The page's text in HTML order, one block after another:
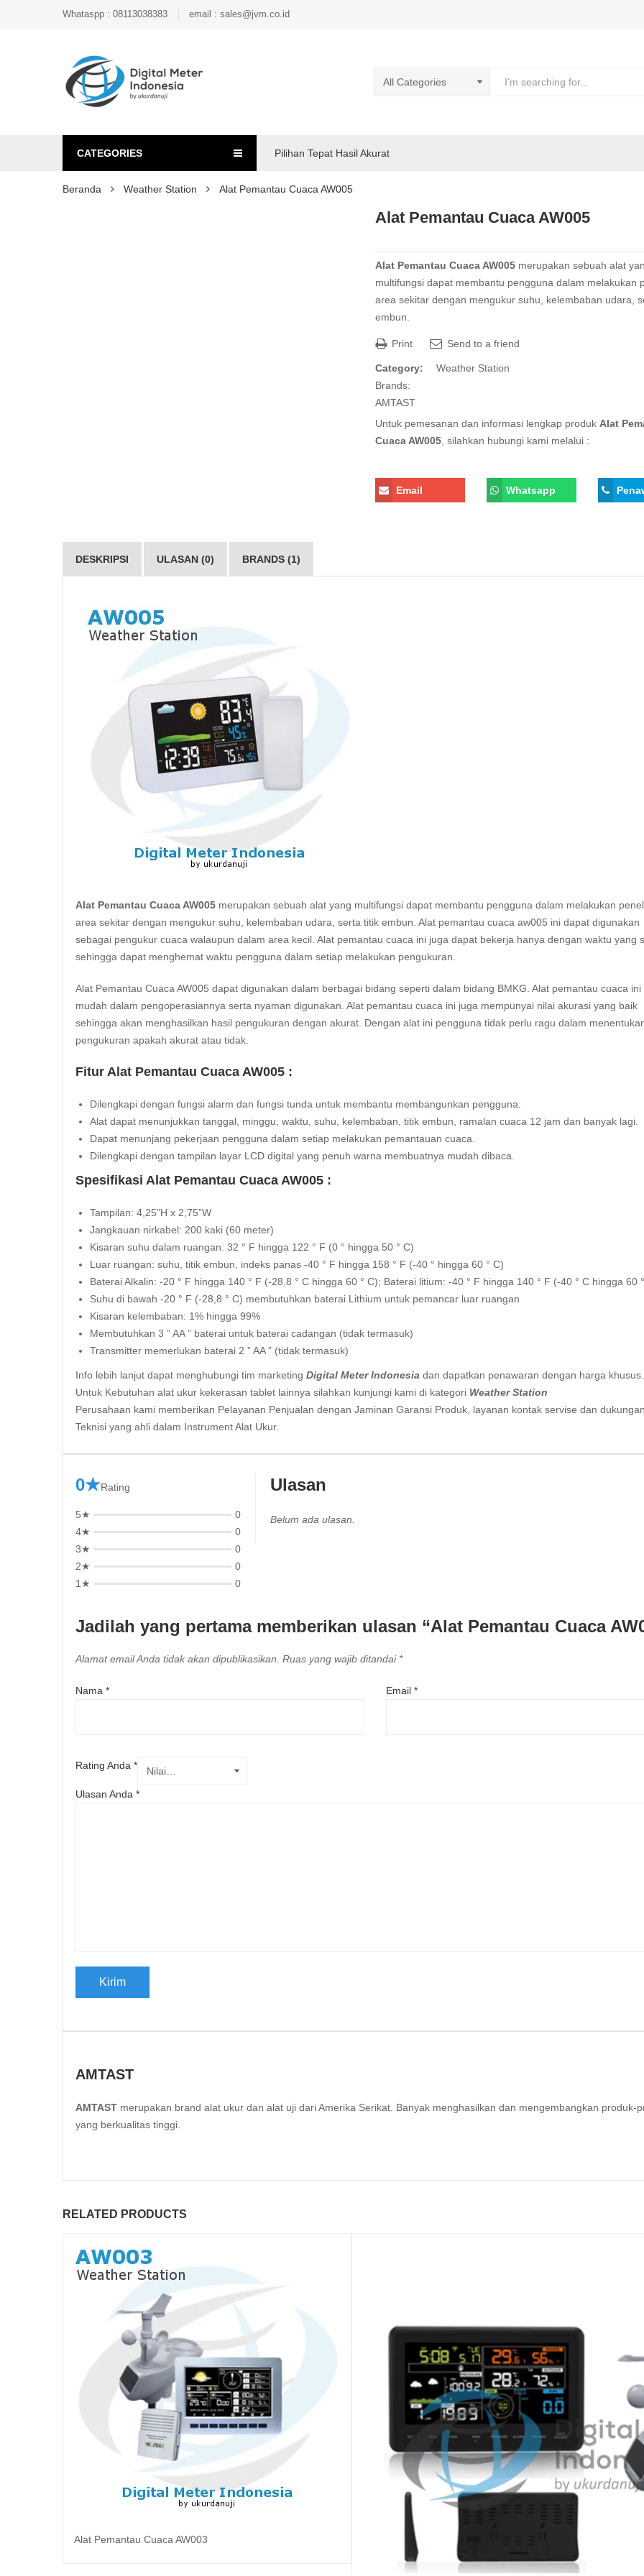
Whataspp : 08113038383 email : sales@jvm.co.id
CATEGORIES Pilihan Tepat Hasil Akurat
Beranda Weather Station Alat Pemantau Cuaca AW005
Alat Pemantau Cuaca AW005
Alat Pemantau Cuaca AW005 merupakan sebuah alat
multifungsi dapat membantu pengguna dalam melakukan
area sekitar dengan mengukur suhu, kelembaban udara,
embun.
Print Send to a friend
Category:
Weather Station
Brands:
AMTAST
Untuk pemesanan dan informasi lengkap produk Alat
Cuaca AW005 , silahkan hubungi kami melalui :
Email Whatsapp
DESKRIPSI ULASAN (0) BRANDS (1)
Alat Pemantau Cuaca AW005 merupakan sebuah alat yang multifungsi dapat membantu pengguna dalam melakukan
area sekitar dengan mengukur suhu, kelembaban udara, serta titik embun. Alat pemantau cuaca aw005 ini dapat digunakan
sebagai pengukur cuaca walaupun dalam area kecil. Alat pemantau cuaca ini juga dapat bekerja hanya dengan waktu yang
sehingga dapat menghemat waktu pengguna dalam setiap melakukan pengukuran.
Alat Pemantau Cuaca AW005 dapat digunakan dalam berbagai bidang seperti dalam bidang BMKG. Alat pemantau cuaca ini
mudah dalam pengoperasiannya serta nyaman digunakan. Alat pemantau cuaca ini juga mempunyai nilai akurasi yang baik
sehingga akan menghasilkan hasil pengukuran dengan akurat. Dengan alat ini pengguna tidak perlu ragu dalam
pengukuran apakah akurat atau tidak.
Fitur Alat Pemantau Cuaca AW005 :
Dilengkapi dengan fungsi alarm dan fungsi tunda untuk membantu membangunkan pengguna.
Alat dapat menunjukkan tanggal, minggu, waktu, suhu, kelembaban, titik embun, ramalan cuaca 12 jam dan banyak lagi.
Dapat menunjang pekerjaan pengguna dalam setiap melakukan pemantauan cuaca.
Dilengkapi dengan tampilan layar LCD digital yang penuh warna membuatnya mudah dibaca.
Spesifikasi Alat Pemantau Cuaca AW005 :
Tampilan: 4,25”H x 2,75”W
Jangkauan nirkabel: 200 kaki (60 meter)
Kisaran suhu dalam ruangan: 32 ° F hingga 122 ° F (0 ° hingga 50 ° C)
Luar ruangan: suhu, titik embun, indeks panas -40 ° F hingga 158 ° F (-40 ° hingga 60 ° C)
Baterai Alkalin: -20 ° F hingga 140 ° F (-28,8 ° C hingga 60 ° C); Baterai litium: -40 ° F hingga 140 ° F (-40 ° C hingga 60
Suhu di bawah -20 ° F (-28,8 ° C) membutuhkan baterai Lithium untuk pemancar luar ruangan
Kisaran kelembaban: 1% hingga 99%
Membutuhkan 3 ” AA ” baterai untuk baterai cadangan (tidak termasuk)
Transmitter memerlukan baterai 2 ” AA ” (tidak termasuk)
Info lebih lanjut dapat menghubungi tim marketing Digital Meter Indonesia dan dapatkan penawaran dengan harga khusus.
Untuk Kebutuhan alat ukur kekerasan tablet lainnya silahkan kunjungi kami di kategori Weather Station
Perusahaan kami memberikan Pelayanan Penjualan dengan Jaminan Garansi Produk, layanan kontak servise dan
Teknisi yang ahli dalam Instrument Alat Ukur.
0★Rating
5★
0
4★
0
3★
0
2★
0
1★
0
Ulasan
Belum ada ulasan.
Jadilah yang pertama memberikan ulasan “Alat Pemantau Cuaca
Alamat email Anda tidak akan dipublikasikan. Ruas yang wajib ditandai *
Nama * Email *
Rating Anda *
Ulasan Anda *
AMTAST
AMTAST merupakan brand alat ukur dan alat uji dari Amerika Serikat. Banyak menghasilkan dan mengembangkan produk-
yang berkualitas tinggi.
RELATED PRODUCTS
Baca selengkapnya
Alat Pemantau Cuaca AW003